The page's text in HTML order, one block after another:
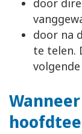
door
door na
te telen.
volgende